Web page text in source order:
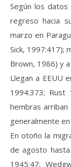
Según los datos
regreso hacia
marzo en
Sick, 1997:417);
Brown, 1986) y
Llegan a EEUU
1994:373; Rust
hembras
generalmente
En otoño la
de agosto
1945:47;